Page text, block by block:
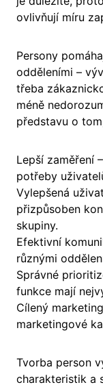
ovlivňují míru
Persony
odděleními –
třeba
méně
představu o
Lepší zaměření
potřeby
Vylepšená
přizpůsoben
skupiny.
Efektivní
různými
Správné
funkce mají
Cílený
marketingové
Tvorba person
charakteristik a